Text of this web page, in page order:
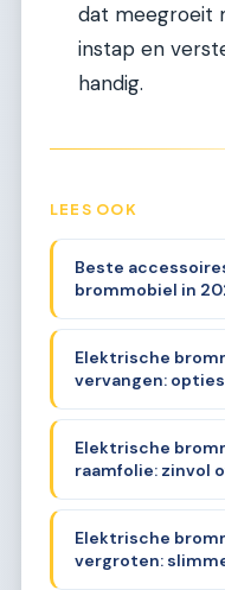
dat meegroeit
instap en
handig.
LEES OOK
Beste
brommobiel in
Elektrische
vervangen:
Elektrische
raamfolie: zinvol
Elektrische
vergroten: